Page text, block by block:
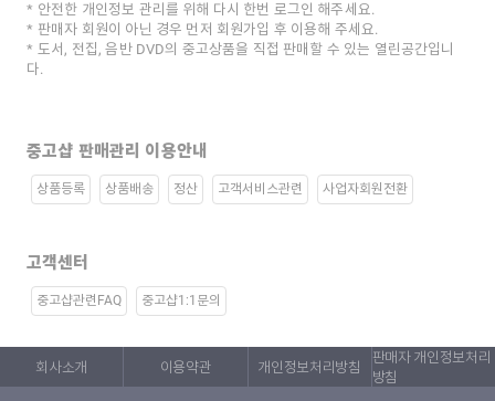
안전한 개인정보 관리를 위해 다시 한번 로그인 해주세요.
판매자 회원이 아닌 경우 먼저 회원가입 후 이용해 주세요.
도서, 전집, 음반 DVD의 중고상품을 직접 판매할 수 있는 열린공간입니
다.
중고샵 판매관리 이용안내
상품등록 상품배송 정산 고객서비스관련 사업자회원전환
고객센터
중고샵관련FAQ 중고샵1:1문의
회사소개 이용약관 개인정보처리방침
판매자 개인정보처리
방침